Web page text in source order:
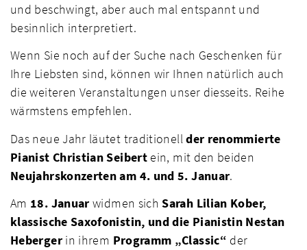
und beschwingt, aber auch mal entspannt und
besinnlich interpretiert.
Wenn Sie noch auf der Suche nach Geschenken für
Ihre Liebsten sind, können wir Ihnen natürlich auch
die weiteren Veranstaltungen unser diesseits. Reihe
wärmstens empfehlen.
Das neue Jahr läutet traditionellder renommierte
Pianist Christian Seibert ein, mit den beiden
Neujahrskonzerten am 4. und 5. Januar.
Am 18. Januar widmen sichSarah Lilian Kober,
klassische Saxofonistin, und die Pianistin Nestan
Hebergerin ihrem Programm „Classic“ der